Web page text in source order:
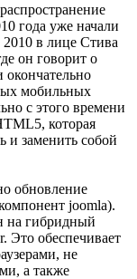
года уже начали
в лице Стива
он говорит о
окончательно
мобильных
с этого времени
которая
и заменить собой
обновление
joomla).
на гибридный
Это обеспечивает
не
а также